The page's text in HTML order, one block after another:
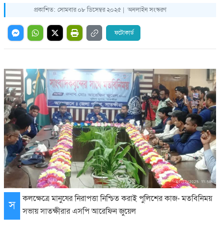
প্রকাশিত: সোমবার ০৮ ডিসেম্বর ২০২৫ | অনলাইন সংস্করণ
ফটোকার্ড
স
কলক্ষেত্রে মানুষের নিরাপত্তা নিশ্চিত করাই পুলিশের কাজ- মতবিনিময়
সভায় সাতক্ষীরার এসপি আরেফিন জুয়েল